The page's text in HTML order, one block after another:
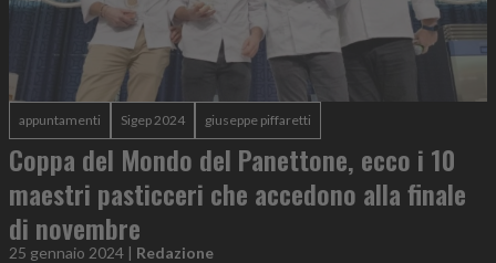
appuntamenti Sigep 2024 giuseppe piffaretti
Coppa del Mondo del Panettone, ecco i 10
maestri pasticceri che accedono alla finale
di novembre
25 gennaio 2024 | Redazione